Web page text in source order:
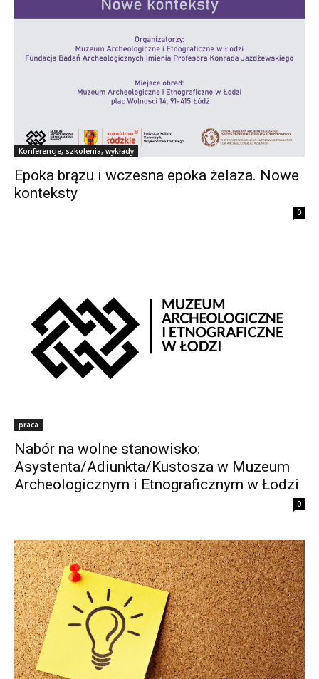
Konferencje, szkolenia, wykłady
Epoka brązu i wczesna epoka żelaza. Nowe
konteksty
0
praca
Nabór na wolne stanowisko:
Asystenta/Adiunkta/Kustosza w Muzeum
Archeologicznym i Etnograficznym w Łodzi
0